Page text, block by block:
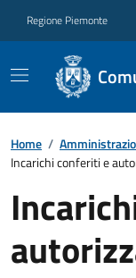
Regione Piemonte
Home /
Incarichi conferiti e